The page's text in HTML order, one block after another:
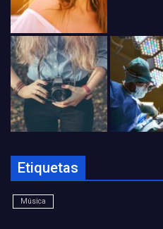
Etiquetas
Música